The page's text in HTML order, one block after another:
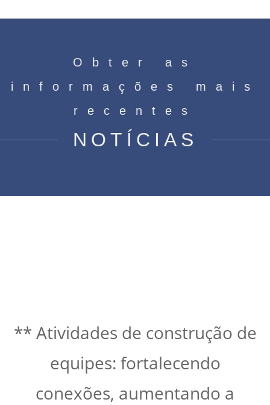
Obter as
informações mais
recentes
NOTÍCIAS
** Atividades de construção de
equipes: fortalecendo
conexões, aumentando a